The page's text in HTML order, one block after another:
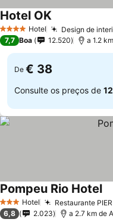
4 EstrelasHotel Design de
Hotel OK
7,7 Boa 12.520
De € 38
Consulte os preços de
3 EstrelasHotel Restaurante
Pompeu Rio Hotel
6,8 2.023 a 2.7 km de